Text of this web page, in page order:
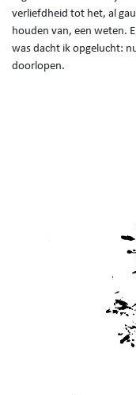
verliefdheid tot het, al
houden van, een weten.
was dacht ik opgelucht:
doorlopen.